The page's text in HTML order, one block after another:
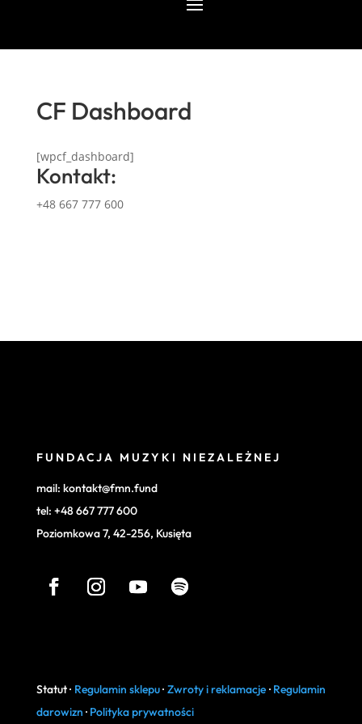
CF Dashboard
[wpcf_dashboard]
Kontakt:
+48 667 777 600
FUNDACJA MUZYKI NIEZALEŻNEJ
mail: kontakt@fmn.fund
tel: +48 667 777 600
Poziomkowa 7, 42-256, Kusięta
Statut · Regulamin sklepu· Zwroty i reklamacje · Regulamin
darowizn · Polityka prywatności